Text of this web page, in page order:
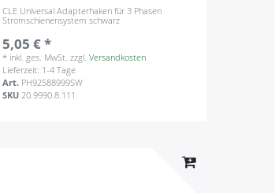
CLE Universal Adapterhaken für 3 Phasen
Stromschienensystem schwarz
5,05 € *
* inkl. ges. MwSt. zzgl.Versandkosten
Lieferzeit: 1-4 Tage
Art. PH92588999SW
SKU 20.9990.8.111